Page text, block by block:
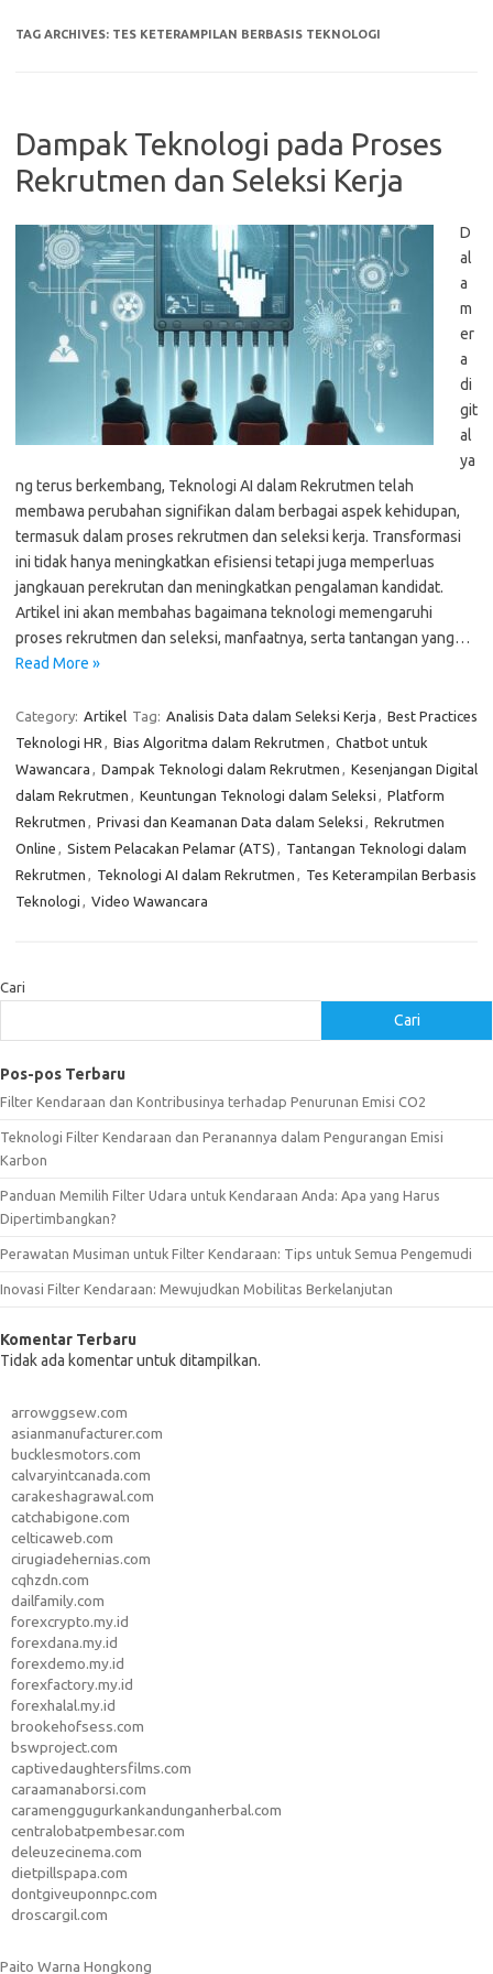
TAG ARCHIVES: TES KETERAMPILAN BERBASIS TEKNOLOGI
Dampak Teknologi pada Proses
Rekrutmen dan Seleksi Kerja
D
al
a
m
er
a
di
git
al
ya
ng terus berkembang, Teknologi AI dalam Rekrutmen telah
membawa perubahan signifikan dalam berbagai aspek kehidupan,
termasuk dalam proses rekrutmen dan seleksi kerja. Transformasi
ini tidak hanya meningkatkan efisiensi tetapi juga memperluas
jangkauan perekrutan dan meningkatkan pengalaman kandidat.
Artikel ini akan membahas bagaimana teknologi memengaruhi
proses rekrutmen dan seleksi, manfaatnya, serta tantangan yang…
Read More »
Category: Artikel Tag: Analisis Data dalam Seleksi Kerja , Best Practices
Teknologi HR , Bias Algoritma dalam Rekrutmen , Chatbot untuk
Wawancara , Dampak Teknologi dalam Rekrutmen , Kesenjangan Digital
dalam Rekrutmen , Keuntungan Teknologi dalam Seleksi , Platform
Rekrutmen , Privasi dan Keamanan Data dalam Seleksi , Rekrutmen
Online , Sistem Pelacakan Pelamar (ATS) , Tantangan Teknologi dalam
Rekrutmen , Teknologi AI dalam Rekrutmen , Tes Keterampilan Berbasis
Teknologi , Video Wawancara
Cari
Cari
Pos-pos Terbaru
Filter Kendaraan dan Kontribusinya terhadap Penurunan Emisi CO2
Teknologi Filter Kendaraan dan Peranannya dalam Pengurangan Emisi
Karbon
Panduan Memilih Filter Udara untuk Kendaraan Anda: Apa yang Harus
Dipertimbangkan?
Perawatan Musiman untuk Filter Kendaraan: Tips untuk Semua Pengemudi
Inovasi Filter Kendaraan: Mewujudkan Mobilitas Berkelanjutan
Komentar Terbaru
Tidak ada komentar untuk ditampilkan.
arrowggsew.com
asianmanufacturer.com
bucklesmotors.com
calvaryintcanada.com
carakeshagrawal.com
catchabigone.com
celticaweb.com
cirugiadehernias.com
cqhzdn.com
dailfamily.com
forexcrypto.my.id
forexdana.my.id
forexdemo.my.id
forexfactory.my.id
forexhalal.my.id
brookehofsess.com
bswproject.com
captivedaughtersfilms.com
caraamanaborsi.com
caramenggugurkankandunganherbal.com
centralobatpembesar.com
deleuzecinema.com
dietpillspapa.com
dontgiveuponnpc.com
droscargil.com
Paito Warna Hongkong